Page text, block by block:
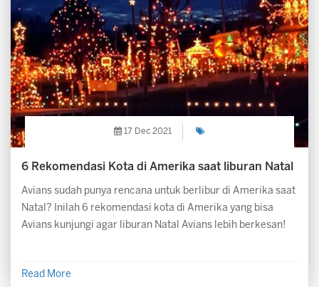
17 Dec 2021
6 Rekomendasi Kota di Amerika saat liburan Natal
Avians sudah punya rencana untuk berlibur di Amerika saat
Natal? Inilah 6 rekomendasi kota di Amerika yang bisa
Avians kunjungi agar liburan Natal Avians lebih berkesan!
Read More